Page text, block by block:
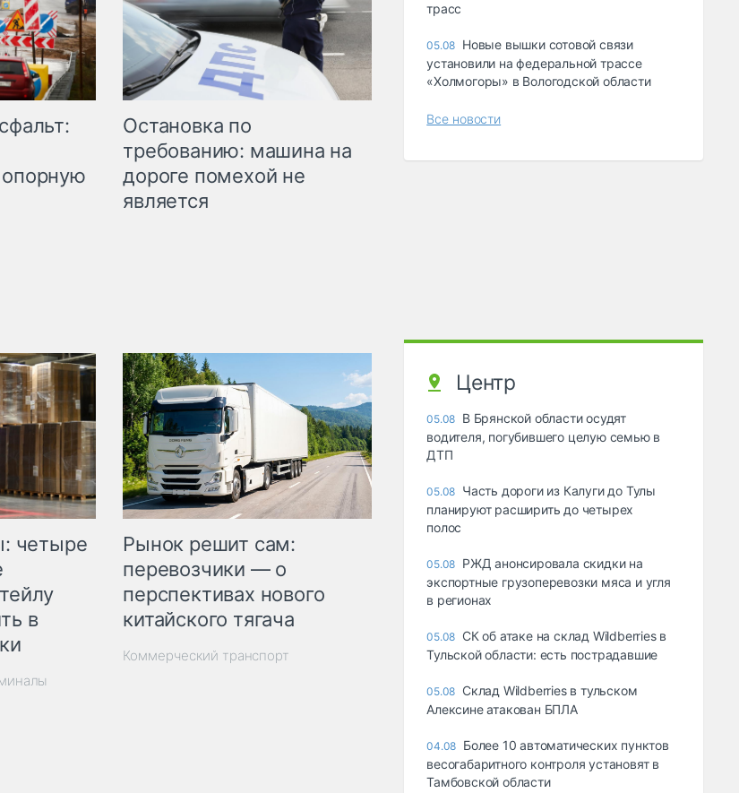
Остановка по
требованию: машина на
дороге помехой не
является
четыре
в
Рынок решит сам:
перевозчики — о
перспективах нового
китайского тягача
Коммерческий транспорт
трасс
05.08 Новые вышки сотовой связи
установили на федеральной трассе
«Холмогоры» в Вологодской области
Все новости
Центр
05.08 В Брянской области осудят
водителя, погубившего целую семью в
ДТП
05.08 Часть дороги из Калуги до Тулы
планируют расширить до четырех
полос
05.08 РЖД анонсировала скидки на
экспортные грузоперевозки мяса и угля
в регионах
05.08 СК об атаке на склад Wildberries в
Тульской области: есть пострадавшие
05.08 Склад Wildberries в тульском
Алексине атакован БПЛА
04.08 Более 10 автоматических пунктов
весогабаритного контроля установят в
Тамбовской области